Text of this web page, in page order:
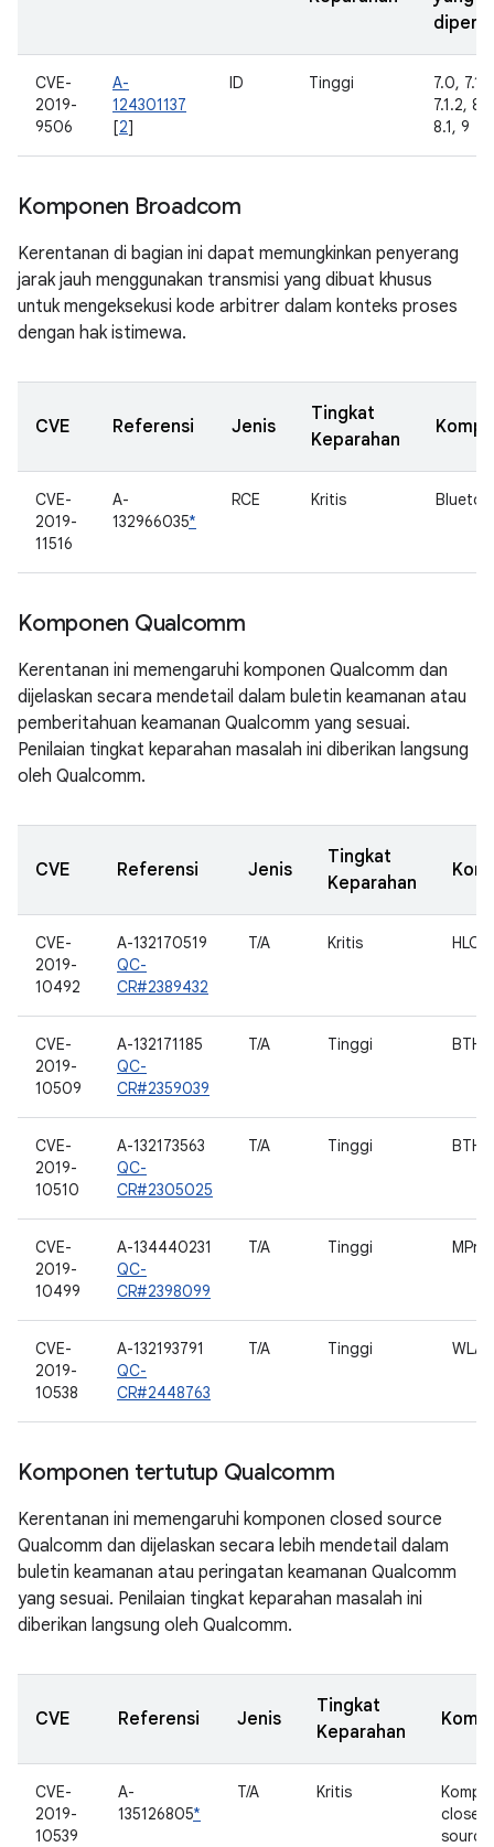
CVE-
2019-
9506
A-
124301137
[2]
ID Tinggi
7.0, 7.1.1,
7.1.2,
8.1, 9
Komponen Broadcom
Kerentanan di bagian ini dapat memungkinkan penyerang
jarak jauh menggunakan transmisi yang dibuat khusus
untuk mengeksekusi kode arbitrer dalam konteks proses
dengan hak istimewa.
CVE Referensi Jenis
Tingkat
Keparahan
CVE-
2019-
11516
A-
132966035*
RCE Kritis
Komponen Qualcomm
Kerentanan ini memengaruhi komponen Qualcomm dan
dijelaskan secara mendetail dalam buletin keamanan atau
pemberitahuan keamanan Qualcomm yang sesuai.
Penilaian tingkat keparahan masalah ini diberikan langsung
oleh Qualcomm.
CVE Referensi Jenis
Tingkat
Keparahan
CVE-
2019-
10492
A-132170519
QC-
CR#2389432
T/A Kritis HLOS
CVE-
2019-
10509
A-132171185
QC-
CR#2359039
T/A Tinggi
CVE-
2019-
10510
A-132173563
QC-
CR#2305025
T/A Tinggi
CVE-
2019-
10499
A-134440231
QC-
CR#2398099
T/A Tinggi
CVE-
2019-
10538
A-132193791
QC-
CR#2448763
T/A Tinggi WLAN
Komponen tertutup Qualcomm
Kerentanan ini memengaruhi komponen closed source
Qualcomm dan dijelaskan secara lebih mendetail dalam
buletin keamanan atau peringatan keamanan Qualcomm
yang sesuai. Penilaian tingkat keparahan masalah ini
diberikan langsung oleh Qualcomm.
CVE Referensi Jenis
Tingkat
Keparahan
CVE-
2019-
10539
A-
135126805*
T/A Kritis
closed
source